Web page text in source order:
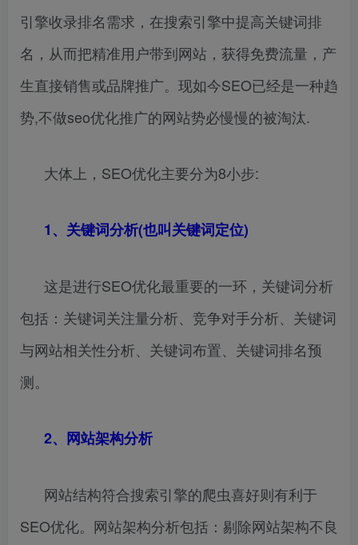
引擎收录排名需求，在搜索引擎中提高关键词排
名，从而把精准用户带到网站，获得免费流量，产
生直接销售或品牌推广。现如今SEO已经是一种趋
势,不做seo优化推广的网站势必慢慢的被淘汰.
大体上，SEO优化主要分为8小步:
1、关键词分析(也叫关键词定位)
这是进行SEO优化最重要的一环，关键词分析
包括：关键词关注量分析、竞争对手分析、关键词
与网站相关性分析、关键词布置、关键词排名预
测。
2、网站架构分析
网站结构符合搜索引擎的爬虫喜好则有利于
SEO优化。网站架构分析包括：剔除网站架构不良